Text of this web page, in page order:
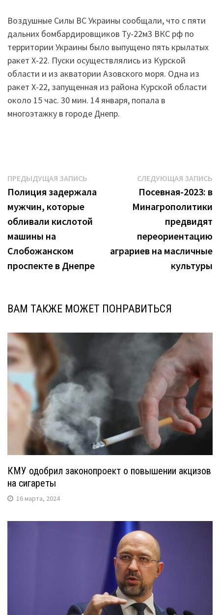
Воздушные Силы ВС Украины сообщали, что с пяти
дальних бомбардировщиков Ту-22м3 ВКС рф по
территории Украины было выпущено пять крылатых
ракет Х-22. Пуски осуществлялись из Курской
области и из акватории Азовского моря. Одна из
ракет Х-22, запущенная из района Курской области
около 15 час. 30 мин. 14 января, попала в
многоэтажку в городе Днепр.
Навигация
по
записям
ПРЕДЫДУЩАЯ ЗАПИСЬ
запись:
Полиция задержала
мужчин, которые
обливали кислотой
машины на
Слобожанском
проспекте в Днепре
СЛЕДУЮЩАЯ ЗАПИСЬ
Посевная-2023: в
Минагрополитики
предвидят
переориентацию
аграриев на масличные
культуры
ВАМ ТАКЖЕ МОЖЕТ ПОНРАВИТЬСЯ
КМУ одобрил законопроект о повышении акцизов
на сигареты
16 марта, 2024